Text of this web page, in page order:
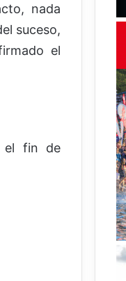
nada
suceso,
el
el fin de